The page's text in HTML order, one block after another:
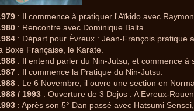
: Il commence à pratiquer l'Aïkido avec
: Rencontre avec Dominique Balta.
: Départ pour Évreux : Jean-François pratique
Boxe Française, le Karate.
: Il entend parler du Nin-Jutsu, et commence à
: Il commence la Pratique du Nin-Jutsu.
: Le 6 Novembre, il ouvre une section en
/ 1993: Ouverture de 3 Dojos : A Evreux-
: Après son 5° Dan passé avec Hatsumi